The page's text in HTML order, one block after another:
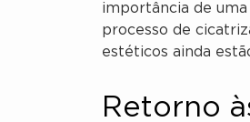
importância de
processo de
estéticos ainda
Retorno